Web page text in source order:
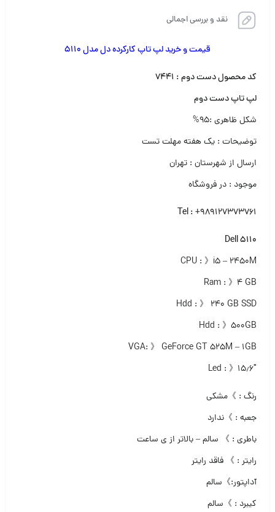
نقد و بررسی اجمالی
قیمت و خرید لپ تاپ کارکرده دل مدل ۵۱۱۰
کد محصول دست دوم : ۷۴۴۱
لپ تاپ دست دوم‌
شکل ظاهری :۹۵%
توضیحات : یک هفته مهلت تست
ارسال از شهرستان : تهران
موجود : در فروشگاه
Tel :+989127373761
Dell 5110
CPU : 》i5 – 2450M
Ram : 》۴ GB
Hdd : 》 ۲۴۰ GB SSD
Hdd : 》۵۰۰GB
VGA: 》 GeForce GT 525M – 1GB
Led : 》۱۵٫۶″
رنگ : 》مشکی
جعبه : 》ندارد
باطری : 》 سالم – بالاتر از ی‌ ساعت
رایتر : 》 فاقد رایتر
آداپتور:》سالم
کیبرد : 》سالم